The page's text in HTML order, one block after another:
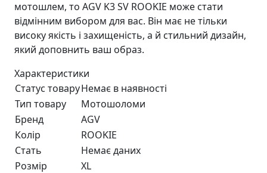
мотошлем, то AGV K3 SV ROOKIE може стати
відмінним вибором для вас. Він має не тільки
високу якість і захищеність, а й стильний дизайн,
який доповнить ваш образ.
Характеристики
Статус товаруНемає в наявності
Тип товару
Мотошоломи
Бренд
AGV
Колір
ROOKIE
Стать
Немає даних
Розмір
XL